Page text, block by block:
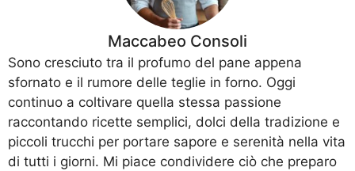
Maccabeo Consoli
Sono cresciuto tra il profumo del pane appena
sfornato e il rumore delle teglie in forno. Oggi
continuo a coltivare quella stessa passione
raccontando ricette semplici, dolci della tradizione e
piccoli trucchi per portare sapore e serenità nella vita
di tutti i giorni. Mi piace condividere ciò che preparo